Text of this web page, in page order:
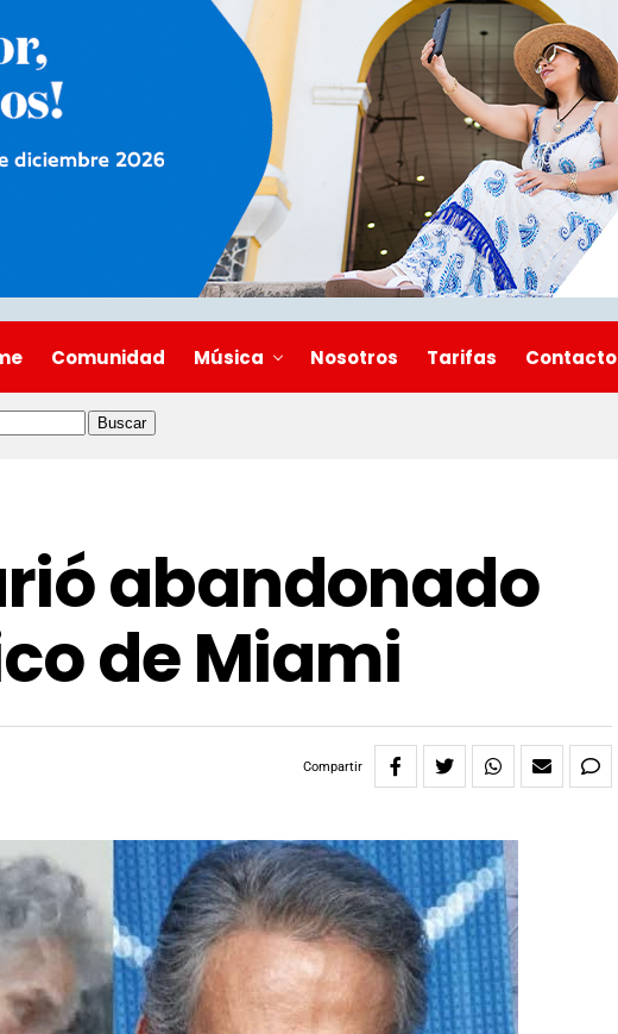
Comunidad Música Nosotros Tarifas Contacto
abandonado
de Miami
Compartir